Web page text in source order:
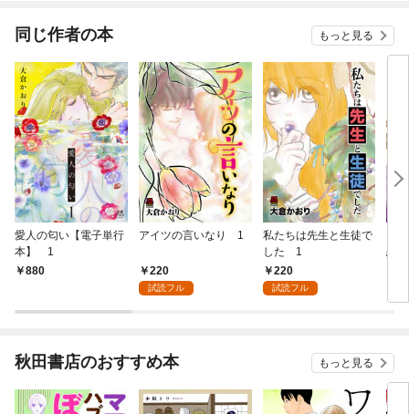
同じ作者の本 もっと見る
愛人の匂い【電子単行
本】 1
880
アイツの言いなり 1
220
試読フル
私たちは先生と生徒で
した 1
220
試読フル
恋
秋田書店のおすすめ本 もっと見る